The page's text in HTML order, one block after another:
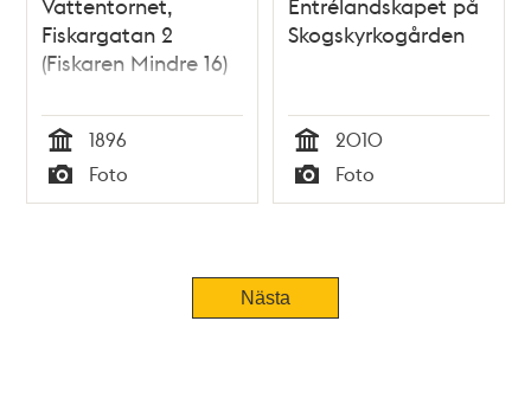
Fiskargatan 2
(Fiskaren Mindre 16)
Tid
1896
Typ
Foto
Skogskyrkogården
Tid
2010
Typ
Foto
Nästa